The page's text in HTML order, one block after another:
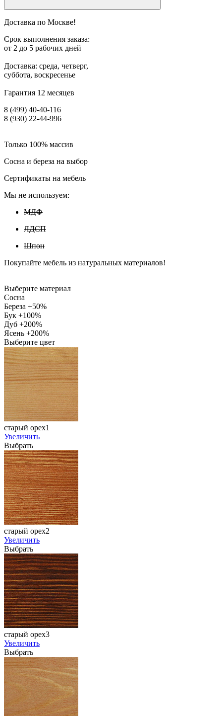
Доставка по Москве!
Срок выполнения заказа:
от 2 до 5 рабочих дней
Доставка: среда, четверг,
суббота, воскресенье
Гарантия 12 месяцев
8 (499) 40-40-116
8 (930) 22-44-996
Только 100% массив
Сосна и береза на выбор
Сертификаты на мебель
Мы не используем:
МДФ
ЛДСП
Шпон
Покупайте мебель из натуральных материалов!
Выберите материал
Сосна
Береза +50%
Бук +100%
Дуб +200%
Ясень +200%
Выберите цвет
старый орех1
Увеличить
Выбрать
старый орех2
Увеличить
Выбрать
старый орех3
Увеличить
Выбрать